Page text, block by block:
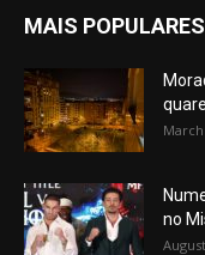
MAIS POPULARES
March
no